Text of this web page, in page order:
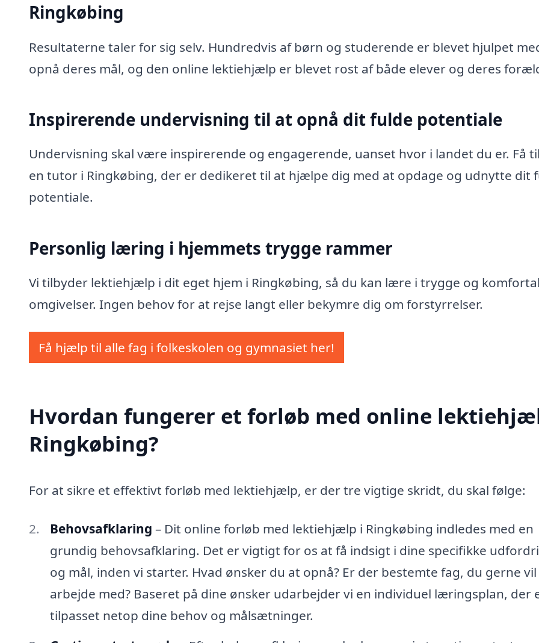
Ringkøbing
Resultaterne taler for sig selv. Hundredvis af børn og studerende er blevet hjulpet
opnå deres mål, og den online lektiehjælp er blevet rost af både elever og deres
Inspirerende undervisning til at opnå dit fulde potentiale
Undervisning skal være inspirerende og engagerende, uanset hvor i landet du er. Få
en tutor i Ringkøbing, der er dedikeret til at hjælpe dig med at opdage og udnytte dit
potentiale.
Personlig læring i hjemmets trygge rammer
Vi tilbyder lektiehjælp i dit eget hjem i Ringkøbing, så du kan lære i trygge og
omgivelser. Ingen behov for at rejse langt eller bekymre dig om forstyrrelser.
Få hjælp til alle fag i folkeskolen og gymnasiet her!
Hvordan fungerer et forløb med online
Ringkøbing?
For at sikre et effektivt forløb med lektiehjælp, er der tre vigtige skridt, du skal følge:
Behovsafklaring – Dit online forløb med lektiehjælp i Ringkøbing indledes med en
grundig behovsafklaring. Det er vigtigt for os at få indsigt i dine specifikke
og mål, inden vi starter. Hvad ønsker du at opnå? Er der bestemte fag, du gerne vil
arbejde med? Baseret på dine ønsker udarbejder vi en individuel læringsplan, der
tilpasset netop dine behov og målsætninger.